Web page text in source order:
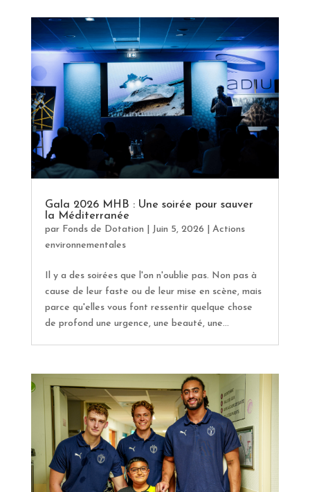
Gala 2026 MHB : Une soirée pour sauver
la Méditerranée
par Fonds de Dotation Juin 5, 2026
Actions
environnementales
Il y a des soirées que l'on n'oublie pas. Non pas à
cause de leur faste ou de leur mise en scène, mais
parce qu'elles vous font ressentir quelque chose
de profond une urgence, une beauté, une...